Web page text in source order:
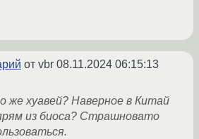
от vbr 08.11.2024 06:15:13
же хуавей? Наверное в Китай
из биоса? Страшновато